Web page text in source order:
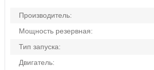
Производитель:
Мощность резервная:
Тип запуска:
Двигатель: